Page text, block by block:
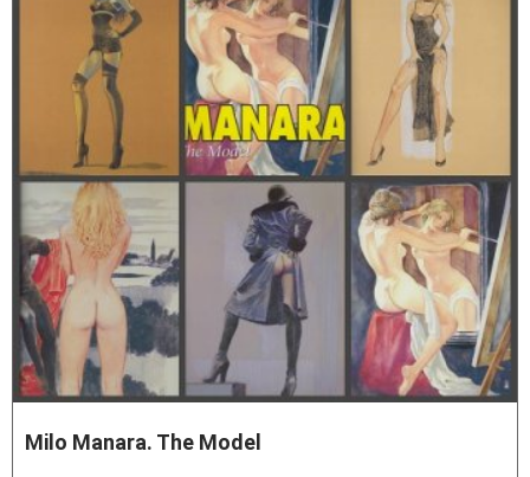
Milo Manara. The Model